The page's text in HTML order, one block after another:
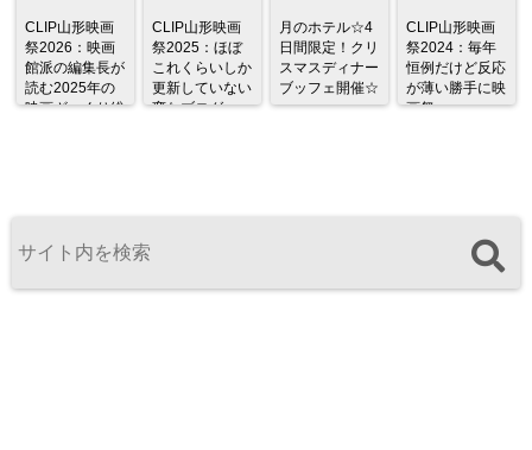
CLIP山形映画
祭2026：映画
館派の編集長が
読む2025年の
映画ざっくり総
CLIP山形映画
祭2025：ほぼ
これくらいしか
更新していない
変なブログ
月のホテル☆4
日間限定！クリ
スマスディナー
ブッフェ開催☆
CLIP山形映画
祭2024：毎年
恒例だけど反応
が薄い勝手に映
画祭